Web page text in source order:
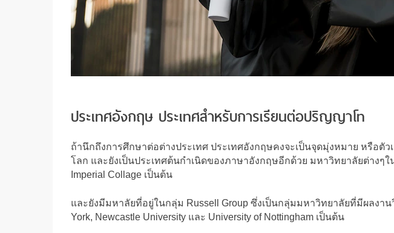
ประเทศอังกฤษ ประเทศสำหรับการเรียนต่อปริญญาโท
ถ้านึกถึงการศึกษาต่อต่างประเทศ ประเทศอังกฤษคงจะเป็นจุดมุ่งหมาย หรือ
โลก และยังเป็นประเทศต้นกำเนิดของภาษาอังกฤษอีกด้วย มหาวิทยาลัยต่างๆใ
Imperial Collage เป็นต้น
และยังมีมหาลัยที่อยู่ในกลุ่ม Russell Group ซึ่งเป็นกลุ่มมหาวิทยาลัยที่มีผลงา
York, Newcastle University และ University of Nottingham เป็นต้น